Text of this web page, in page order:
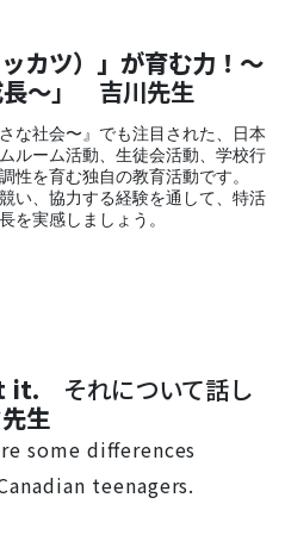
カツ）」が育む力！〜
〜」 吉川先生
な社会〜』でも注目された、日本
ルーム活動、生徒会活動、学校行
性を育む独自の教育活動です。
い、協力する経験を通して、特活
を実感しましょう。
it. それについて話し
生
some differences
teenagers.